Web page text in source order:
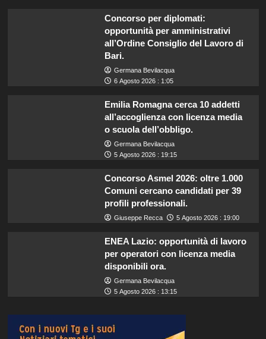
Concorso per diplomati:
opportunità per amministrativi
all’Ordine Consiglio del Lavoro di
Bari.
Germana Bevilacqua
6 Agosto 2026 : 1:05
Emilia Romagna cerca 10 addetti
all’accoglienza con licenza media
o scuola dell’obbligo.
Germana Bevilacqua
5 Agosto 2026 : 19:15
Concorso Asmel 2026: oltre 1.000
Comuni cercano candidati per 39
profili professionali.
Giuseppe Recca 5 Agosto 2026 : 19:00
ENEA Lazio: opportunità di lavoro
per operatori con licenza media
disponibili ora.
Germana Bevilacqua
5 Agosto 2026 : 13:15